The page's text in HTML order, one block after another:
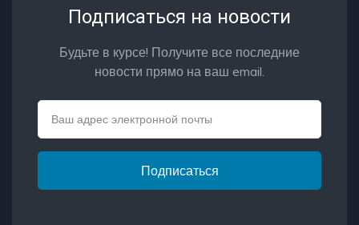
Подписаться на новости
Будьте в курсе! Получите все последние
новости прямо на ваш email.
Подписаться